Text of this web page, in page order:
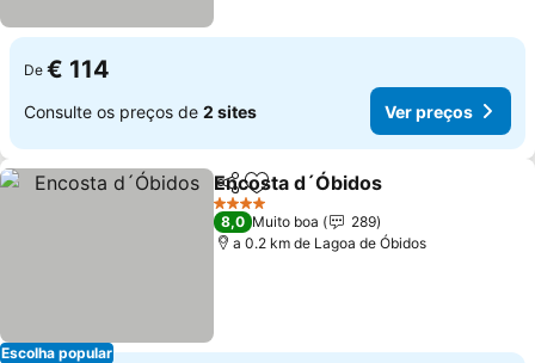
De € 114
Consulte os preços de 2 sites Ver preços
Escolha popular
PartilharAdicionar aos favoritos
Encosta d´Óbidos
4 Estrelas
8,0 Muito boa
289
a 0.2 km de Lagoa de Óbidos